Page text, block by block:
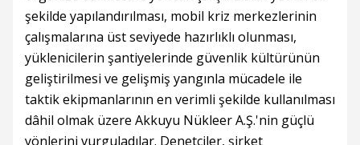
şekilde yapılandırılması, mobil kriz merkezlerinin
çalışmalarına üst seviyede hazırlıklı olunması,
yüklenicilerin şantiyelerinde güvenlik kültürünün
geliştirilmesi ve gelişmiş yangınla mücadele ile
taktik ekipmanlarının en verimli şekilde kullanılması
dâhil olmak üzere Akkuyu Nükleer A.Ş.'nin güçlü
yönlerini vurguladılar. Denetçiler, şirket